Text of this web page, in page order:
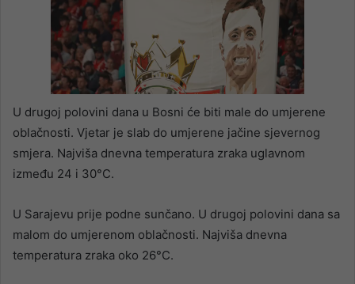
U drugoj polovini dana u Bosni će biti male do umjerene
oblačnosti. Vjetar je slab do umjerene jačine sjevernog
smjera. Najviša dnevna temperatura zraka uglavnom
između 24 i 30°C.
U Sarajevu prije podne sunčano. U drugoj polovini dana sa
malom do umjerenom oblačnosti. Najviša dnevna
temperatura zraka oko 26°C.